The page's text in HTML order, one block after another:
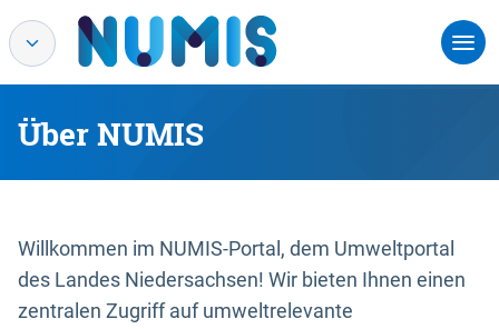
Über NUMIS
Willkommen im NUMIS-Portal, dem Umweltportal
des Landes Niedersachsen! Wir bieten Ihnen einen
zentralen Zugriff auf umweltrelevante